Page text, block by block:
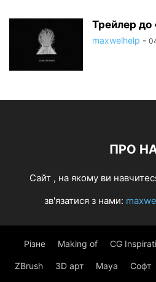
Трейлер до
maxwelhelp -
ПРО
Cайт , на якому ви
зв'язатися з нами:
Різне Making of CG
ZBrush 3D арт Maya Софт